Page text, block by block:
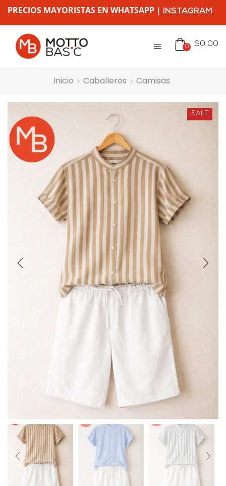
PRECIOS MAYORISTAS EN WHATSAPP | INSTAGRAM
0 $0,00
Inicio Caballeros Camisas
SALE